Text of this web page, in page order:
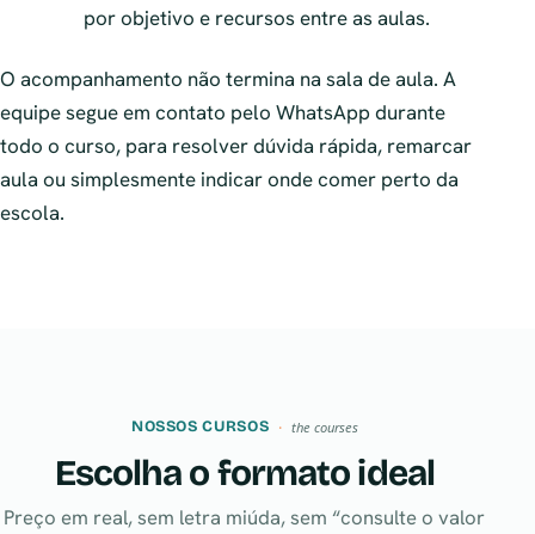
por objetivo e recursos entre as aulas.
O acompanhamento não termina na sala de aula. A
equipe segue em contato pelo WhatsApp durante
todo o curso, para resolver dúvida rápida, remarcar
aula ou simplesmente indicar onde comer perto da
escola.
NOSSOS CURSOS the courses
Escolha o formato ideal
Preço em real, sem letra miúda, sem “consulte o valor